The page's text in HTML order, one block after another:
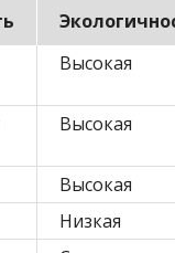
Высокая
Высокая
Высокая
Низкая